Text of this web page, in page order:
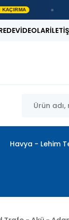
VİDEOLAR
Havya - Lehim